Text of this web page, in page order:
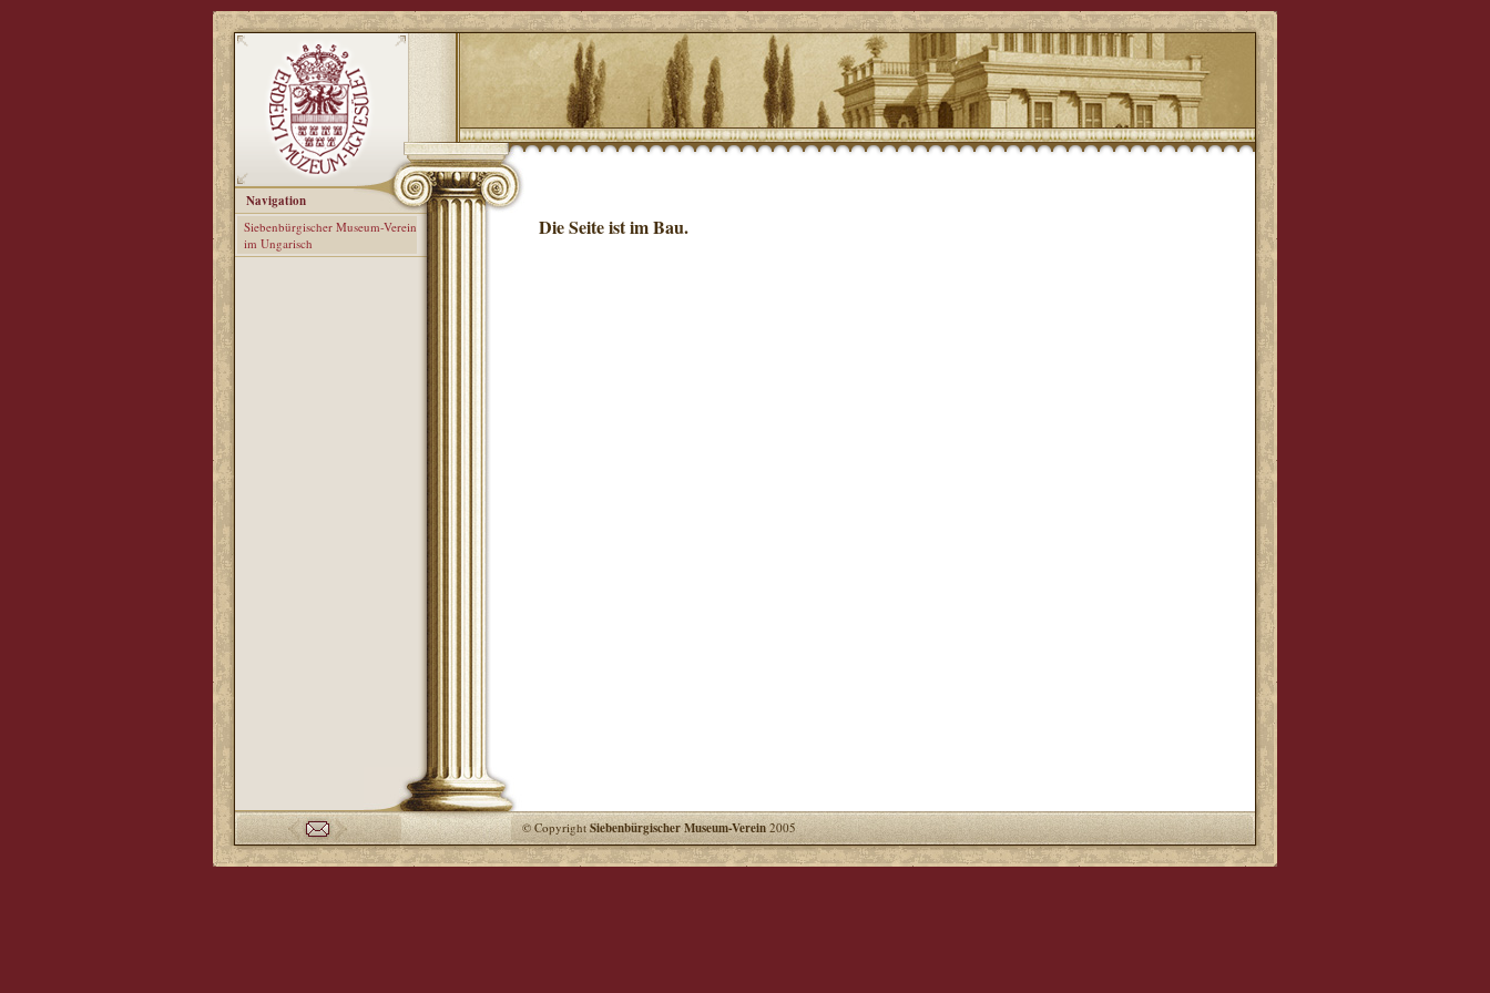
Navigation
Siebenbürgischer Museum-Verein
im Ungarisch
Die Seite ist im Bau.
© CopyrightSiebenbürgischer Museum-Verein2005